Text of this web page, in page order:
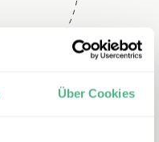
Über Cookies